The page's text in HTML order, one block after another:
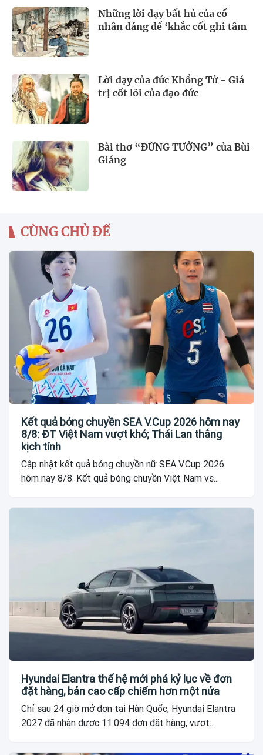
Những lời dạy bất hủ của cổ
nhân đáng để ‘khắc cốt ghi tâm
Lời dạy của đức Khổng Tử - Giá
trị cốt lõi của đạo đức
Bài thơ “ĐỪNG TƯỞNG” của Bùi
Giáng
CÙNG CHỦ ĐỀ
Kết quả bóng chuyền SEA V.Cup 2026 hôm nay
8/8: ĐT Việt Nam vượt khó; Thái Lan thắng
kịch tính
Cập nhật kết quả bóng chuyền nữ SEA V.Cup 2026
hôm nay 8/8. Kết quả bóng chuyền Việt Nam vs...
Hyundai Elantra thế hệ mới phá kỷ lục về đơn
đặt hàng, bản cao cấp chiếm hơn một nửa
Chỉ sau 24 giờ mở đơn tại Hàn Quốc, Hyundai Elantra
2027 đã nhận được 11.094 đơn đặt hàng, vượt...